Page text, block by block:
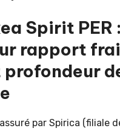
Spirit PER
rapport
profondeur
par Spirica (filiale